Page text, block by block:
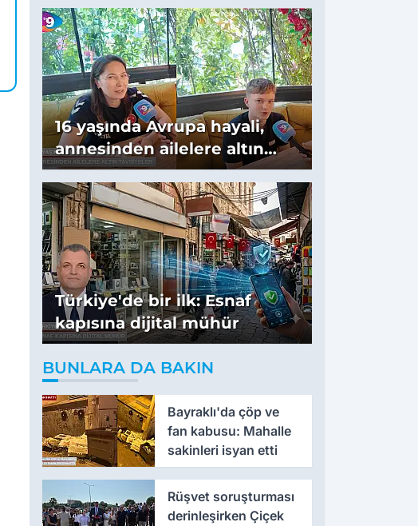
16 yaşında Avrupa hayali,
annesinden ailelere altın
tavsiyeler
Türkiye'de bir ilk: Esnaf
kapısına dijital mühür
BUNLARA DA BAKIN
Bayraklı'da çöp ve
fan kabusu: Mahalle
sakinleri isyan etti
Rüşvet soruşturması
derinleşirken Çiçek